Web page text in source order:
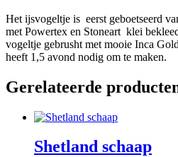
Het ijsvogeltje is eerst geboetseerd
met Powertex en Stoneart klei
vogeltje gebrusht met mooie Inca
heeft 1,5 avond nodig om te maken.
Gerelateerde
Shetland schaap